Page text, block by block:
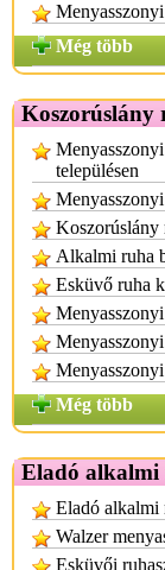
Még több
Koszorúslány
településen
Koszorúslány
Alkalmi ruha
Esküvő ruha
Még több
Eladó alkalmi
Eladó alkalmi
Walzer
Esküvői